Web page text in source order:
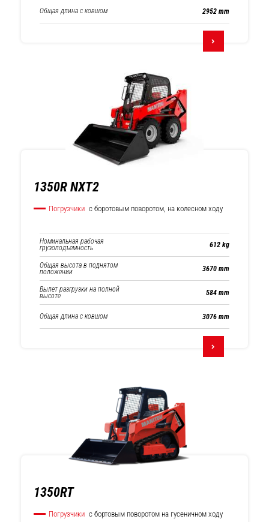
Общая длина с ковшом 2952 mm
1350R NXT2
Погрузчики с боротовым поворотом, на колесном ходу
Номинальная рабочая
грузоподъемность 612 kg
Общая высота в поднятом
положении 3670 mm
Вылет разгрузки на полной
высоте 584 mm
Общая длина с ковшом 3076 mm
1350RT
Погрузчики с бортовым поворотом на гусеничном ходу